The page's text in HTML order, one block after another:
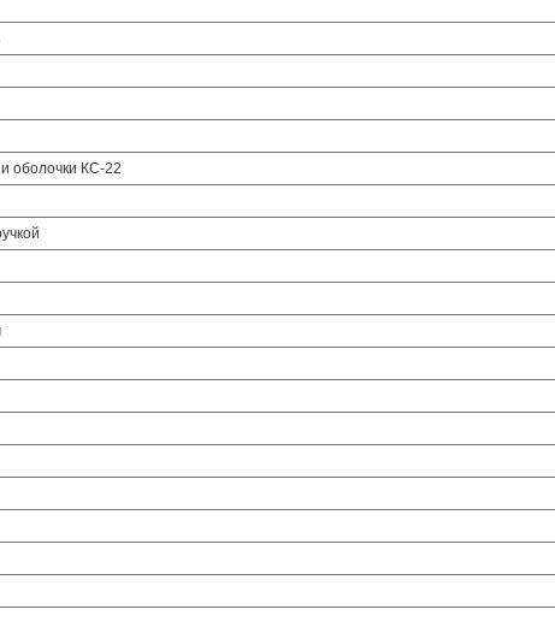
оболочки КС-22